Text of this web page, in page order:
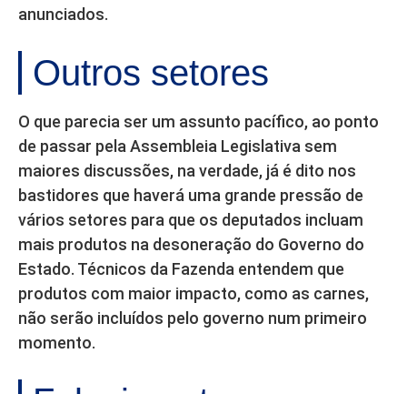
anunciados.
Outros setores
O que parecia ser um assunto pacífico, ao ponto
de passar pela Assembleia Legislativa sem
maiores discussões, na verdade, já é dito nos
bastidores que haverá uma grande pressão de
vários setores para que os deputados incluam
mais produtos na desoneração do Governo do
Estado. Técnicos da Fazenda entendem que
produtos com maior impacto, como as carnes,
não serão incluídos pelo governo num primeiro
momento.